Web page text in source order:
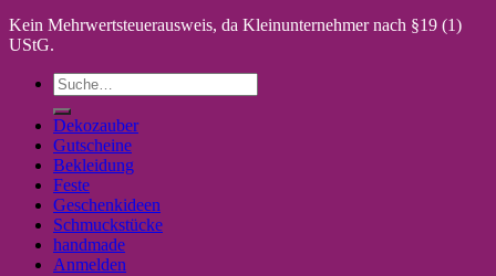
Kein Mehrwertsteuerausweis, da Kleinunternehmer nach §19 (1)
UStG.
Suche
nach:
Dekozauber
Gutscheine
Bekleidung
Feste
Geschenkideen
Schmuckstücke
handmade
Anmelden